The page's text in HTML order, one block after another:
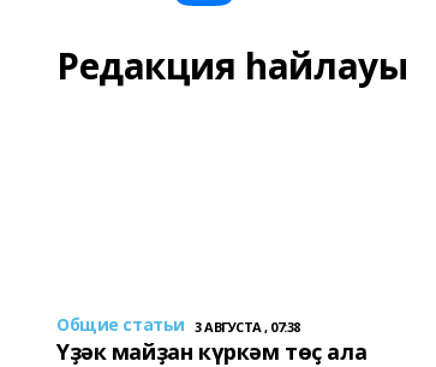
Редакция һайлауы
Общие статьи 3 АВГУСТА , 07:38
Үҙәк майҙан күркәм төҫ ала